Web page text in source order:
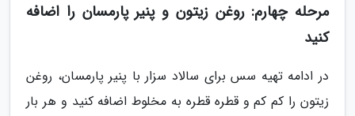
مرحله چهارم: روغن زیتون و پنیر پارمسان را اضافه
کنید
در ادامه تهیه سس برای سالاد سزار با پنیر پارمسان، روغن
زیتون را کم کم و قطره قطره به مخلوط اضافه کنید و هر بار